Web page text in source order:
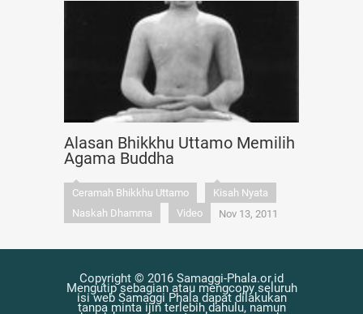
Alasan Bhikkhu Uttamo Memilih
Agama Buddha
Ceramah Bhikkhu Uttamo
Kisah Nyata
Naskah Dhamma
Video Nov 13, 2011
Copyright © 2016 Samaggi-Phala.or.id
Mengutip sebagian atau mengcopy seluruh
isi web Samaggi Phala dapat dilakukan
tanpa minta ijin terlebih dahulu, namun